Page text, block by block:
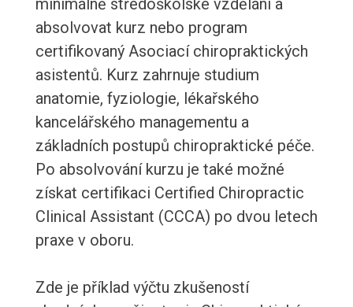
minimálně středoškolské vzdělání a
absolvovat kurz nebo program
certifikovaný Asociací chiropraktických
asistentů. Kurz zahrnuje studium
anatomie, fyziologie, lékařského
kancelářského managementu a
základních postupů chiropraktické péče.
Po absolvování kurzu je také možné
získat certifikaci Certified Chiropractic
Clinical Assistant (CCCA) po dvou letech
praxe v oboru.
Zde je příklad výčtu zkušeností